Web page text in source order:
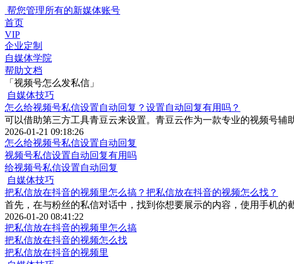
帮您管理所有的新媒体账号
首页
VIP
企业定制
自媒体学院
帮助文档
「视频号怎么发私信」
自媒体技巧
怎么给视频号私信设置自动回复？设置自动回复有用吗？
可以借助第三方工具青豆云来设置。青豆云作为一款专业的视频号辅
2026-01-21 09:18:26
怎么给视频号私信设置自动回复
视频号私信设置自动回复有用吗
给视频号私信设置自动回复
自媒体技巧
把私信放在抖音的视频里怎么搞？把私信放在抖音的视频怎么找？
首先，在与粉丝的私信对话中，找到你想要展示的内容，使用手机的
2026-01-20 08:41:22
把私信放在抖音的视频里怎么搞
把私信放在抖音的视频怎么找
把私信放在抖音的视频里